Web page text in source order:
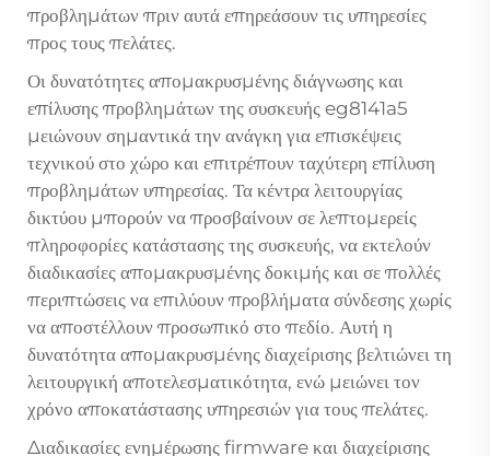
προβλημάτων πριν αυτά επηρεάσουν τις υπηρεσίες
προς τους πελάτες.
Οι δυνατότητες απομακρυσμένης διάγνωσης και
επίλυσης προβλημάτων της συσκευής eg8141a5
μειώνουν σημαντικά την ανάγκη για επισκέψεις
τεχνικού στο χώρο και επιτρέπουν ταχύτερη επίλυση
προβλημάτων υπηρεσίας. Τα κέντρα λειτουργίας
δικτύου μπορούν να προσβαίνουν σε λεπτομερείς
πληροφορίες κατάστασης της συσκευής, να εκτελούν
διαδικασίες απομακρυσμένης δοκιμής και σε πολλές
περιπτώσεις να επιλύουν προβλήματα σύνδεσης χωρίς
να αποστέλλουν προσωπικό στο πεδίο. Αυτή η
δυνατότητα απομακρυσμένης διαχείρισης βελτιώνει τη
λειτουργική αποτελεσματικότητα, ενώ μειώνει τον
χρόνο αποκατάστασης υπηρεσιών για τους πελάτες.
Διαδικασίες ενημέρωσης firmware και διαχείρισης